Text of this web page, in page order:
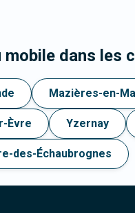
mobile dans les
Mazières-en-
Èvre Yzernay
des-Échaubrognes